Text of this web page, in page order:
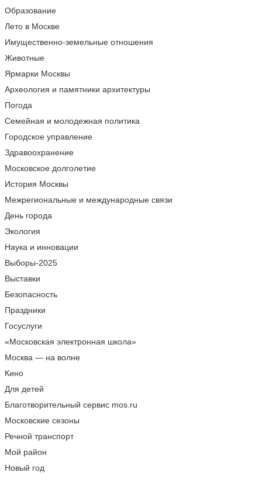
Образование
Лето в Москве
Имущественно-земельные отношения
Животные
Ярмарки Москвы
Археология и памятники архитектуры
Погода
Семейная и молодежная политика
Городское управление
Здравоохранение
Московское долголетие
История Москвы
Межрегиональные и международные связи
День города
Экология
Наука и инновации
Выборы-2025
Выставки
Безопасность
Праздники
Госуслуги
«Московская электронная школа»
Москва — на волне
Кино
Для детей
Благотворительный сервис mos.ru
Московские сезоны
Речной транспорт
Мой район
Новый год